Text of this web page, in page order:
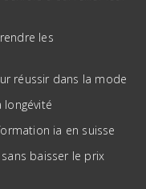
les
réussir dans la mode
longévité
ia en suisse
baisser le prix